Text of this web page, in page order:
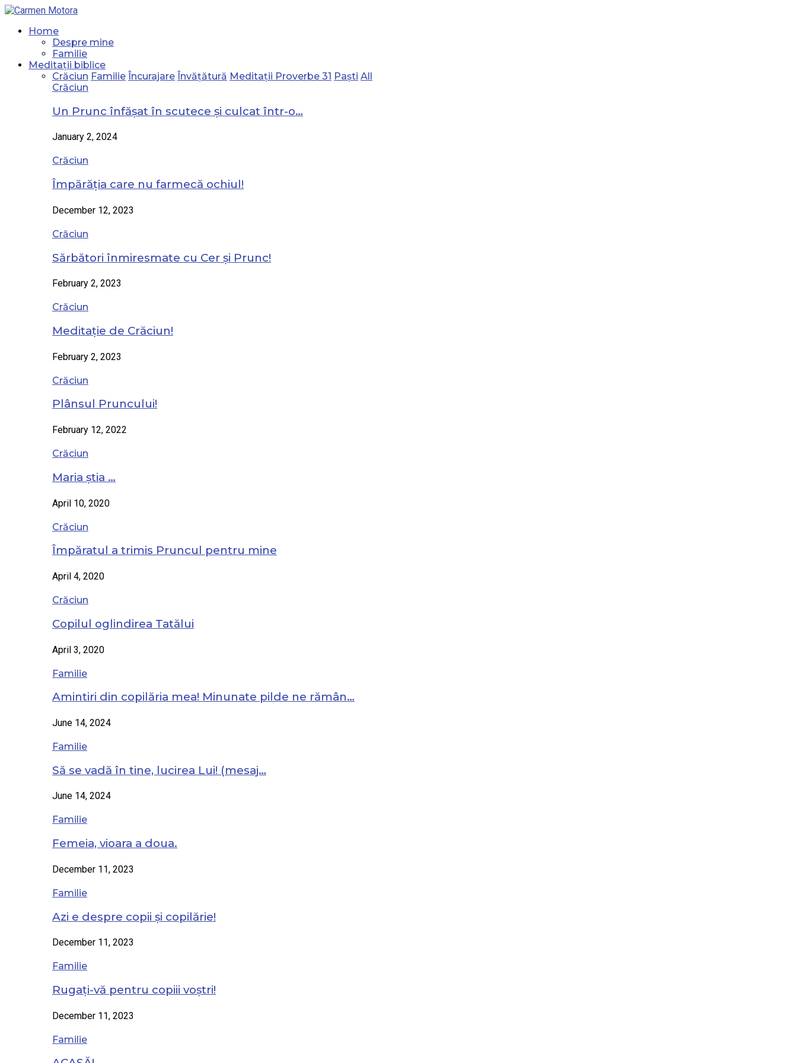
Home
Despre mine
Familie
Meditații biblice
Crăciun Familie Încurajare Învățătură Meditații Proverbe 31 Paști All
Crăciun
Un Prunc înfășat în scutece și culcat într-o…
January 2, 2024
Crăciun
Împărăția care nu farmecă ochiul!
December 12, 2023
Crăciun
Sărbători înmiresmate cu Cer și Prunc!
February 2, 2023
Crăciun
Meditație de Crăciun!
February 2, 2023
Crăciun
Plânsul Pruncului!
February 12, 2022
Crăciun
Maria știa …
April 10, 2020
Crăciun
Împăratul a trimis Pruncul pentru mine
April 4, 2020
Crăciun
Copilul oglindirea Tatălui
April 3, 2020
Familie
Amintiri din copilăria mea! Minunate pilde ne rămân…
June 14, 2024
Familie
Să se vadă în tine, lucirea Lui! (mesaj…
June 14, 2024
Familie
Femeia, vioara a doua.
December 11, 2023
Familie
Azi e despre copii și copilărie!
December 11, 2023
Familie
Rugați-vă pentru copiii voștri!
December 11, 2023
Familie